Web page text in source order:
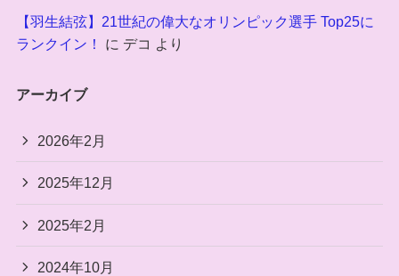
【羽生結弦】21世紀の偉大なオリンピック選手 Top25に
ランクイン！
に デコ より
アーカイブ
2026年2月
2025年12月
2025年2月
2024年10月